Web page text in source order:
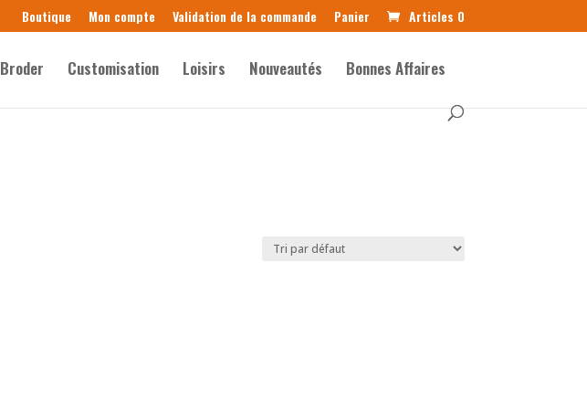
Boutique Mon compte Validation de la commande Panier Articles 0
Broder Customisation Loisirs Nouveautés Bonnes Affaires